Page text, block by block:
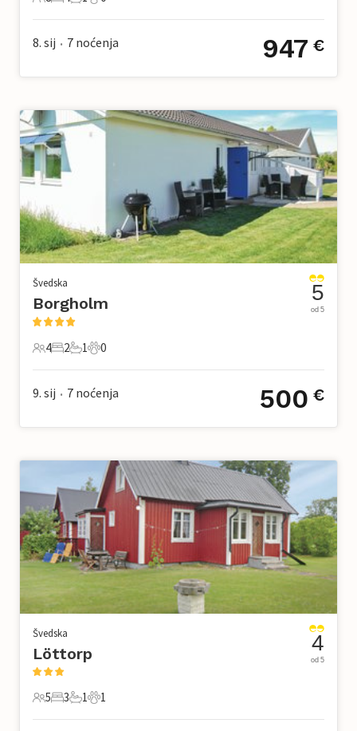
8 Gosti4 Spavaće sobe
1 Kupaonica
0 Kućni ljubimac
8. sij • 7 noćenja 947 €
Švedska
Borgholm
4 Gosti
4
2 Spavaće sobe
2
1 Kupaonica
1
0 Kućni ljubimac
0
5
od 5
9. sij • 7 noćenja 500 €
Švedska
Löttorp
5 Gosti
5
3 Spavaće sobe
3
1 Kupaonica
1
1 Kućni ljubimac
1
4
od 5